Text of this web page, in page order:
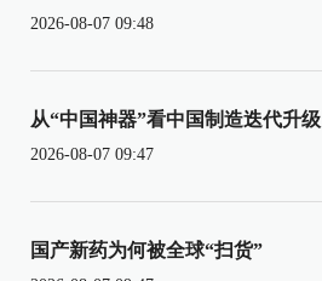
2026-08-07 09:48
从“中国神器”看中国制造迭代升级
2026-08-07 09:47
国产新药为何被全球“扫货”